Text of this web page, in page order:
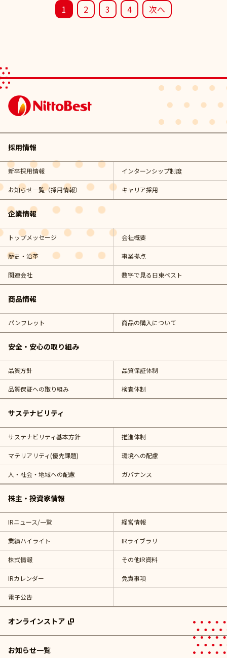
1 2 3 4 次へ
採用情報
新卒採用情報 インターンシップ制度
お知らせ一覧（採用情報） キャリア採用
企業情報
トップメッセージ 会社概要
歴史・沿革 事業拠点
関連会社 数字で見る日東ベスト
商品情報
パンフレット 商品の購入について
安全・安心の取り組み
品質方針 品質保証体制
品質保証への取り組み 検査体制
サステナビリティ
サステナビリティ基本方針 推進体制
マテリアリティ(優先課題) 環境への配慮
人・社会・地域への配慮 ガバナンス
株主・投資家情報
IRニュース/一覧 経営情報
業績ハイライト IRライブラリ
株式情報 その他IR資料
IRカレンダー 免責事項
電子公告
オンラインストア
お知らせ一覧